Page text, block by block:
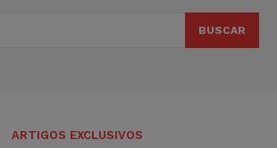
BUSCAR
ARTIGOS EXCLUSIVOS